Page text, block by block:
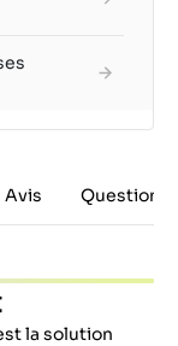
Avis Questions
la solution